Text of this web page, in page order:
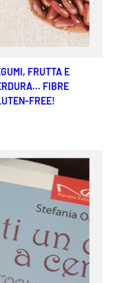
FRUTTA E
FIBRE
FREE!